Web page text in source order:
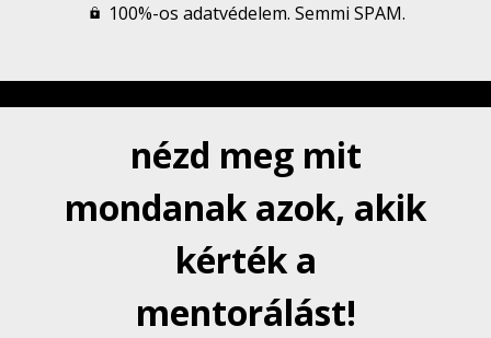
100%-os adatvédelem. Semmi SPAM.
nézd meg mit
mondanak azok, akik
kérték a
mentorálást!